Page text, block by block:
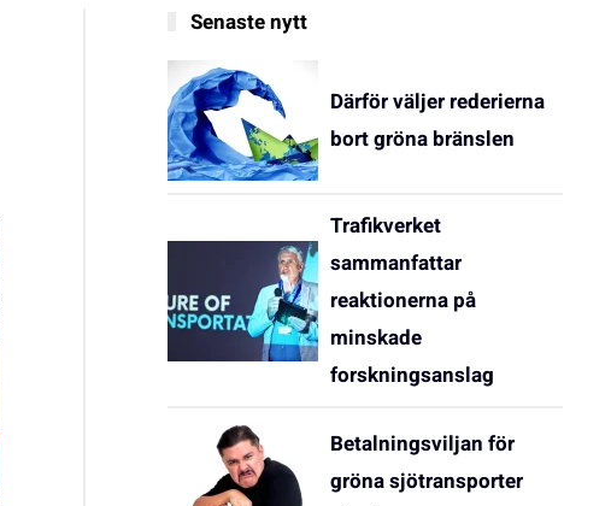
Senaste nytt
Därför väljer rederierna
bort gröna bränslen
Trafikverket
sammanfattar
reaktionerna på
minskade
forskningsanslag
Betalningsviljan för
gröna sjötransporter